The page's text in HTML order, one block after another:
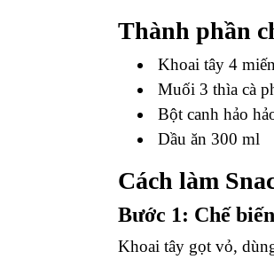
Thành phần
Khoai tây 4
Muối 3 thìa cà
Bột canh hảo
Dầu ăn 300 ml
Cách làm
Bước 1: Chế
Khoai tây gọt vỏ,